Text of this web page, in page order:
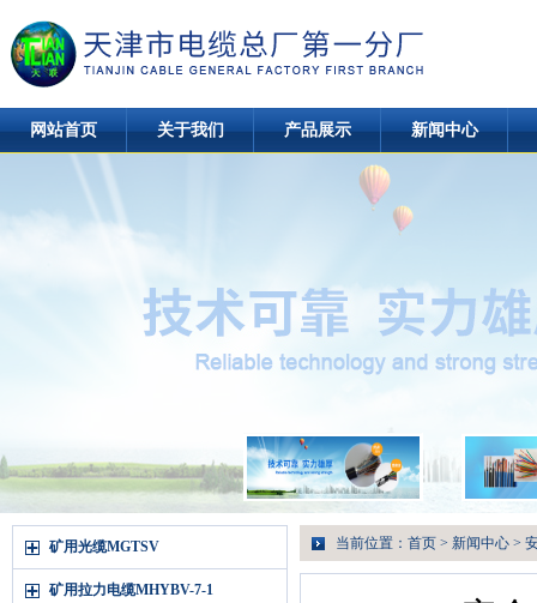
网站首页 关于我们 产品展示 新闻中心
矿用光缆MGTSV
矿用拉力电缆MHYBV-7-1
当前位置： 首页 > 新闻中心 >